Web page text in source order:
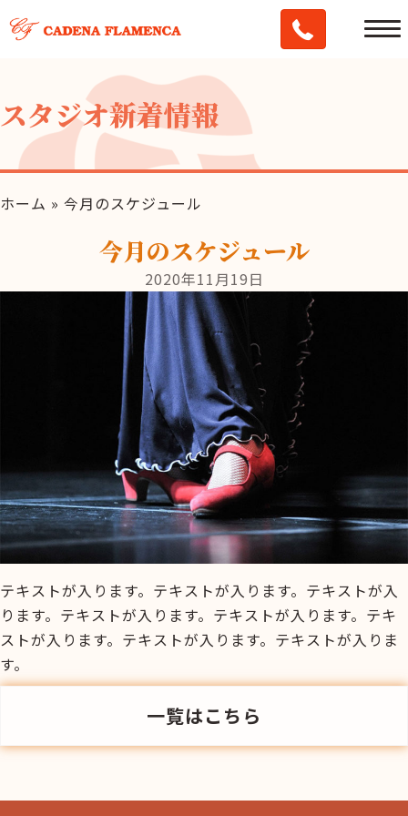
スタジオ新着情報
ホーム » 今月のスケジュール
今月のスケジュール
2020年11月19日
テキストが入ります。テキストが入ります。テキストが入
ります。テキストが入ります。テキストが入ります。テキ
ストが入ります。テキストが入ります。テキストが入りま
す。
一覧はこちら